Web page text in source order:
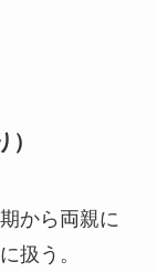
から両親に
扱う。